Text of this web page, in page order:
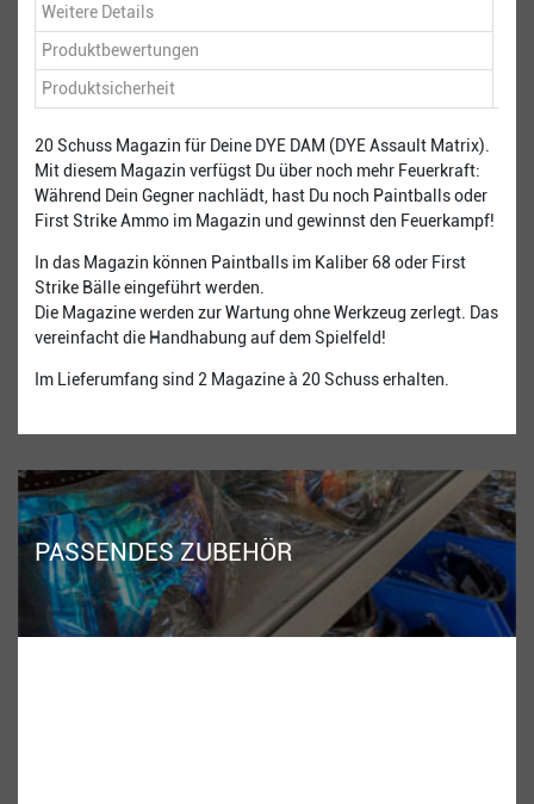
Weitere Details
Produktbewertungen
Produktsicherheit
20 Schuss Magazin für Deine DYE DAM (DYE Assault Matrix).
Mit diesem Magazin verfügst Du über noch mehr Feuerkraft:
Während Dein Gegner nachlädt, hast Du noch Paintballs oder
First Strike Ammo im Magazin und gewinnst den Feuerkampf!
In das Magazin können Paintballs im Kaliber 68 oder First
Strike Bälle eingeführt werden.
Die Magazine werden zur Wartung ohne Werkzeug zerlegt. Das
vereinfacht die Handhabung auf dem Spielfeld!
Im Lieferumfang sind 2 Magazine à 20 Schuss erhalten.
PASSENDES ZUBEHÖR